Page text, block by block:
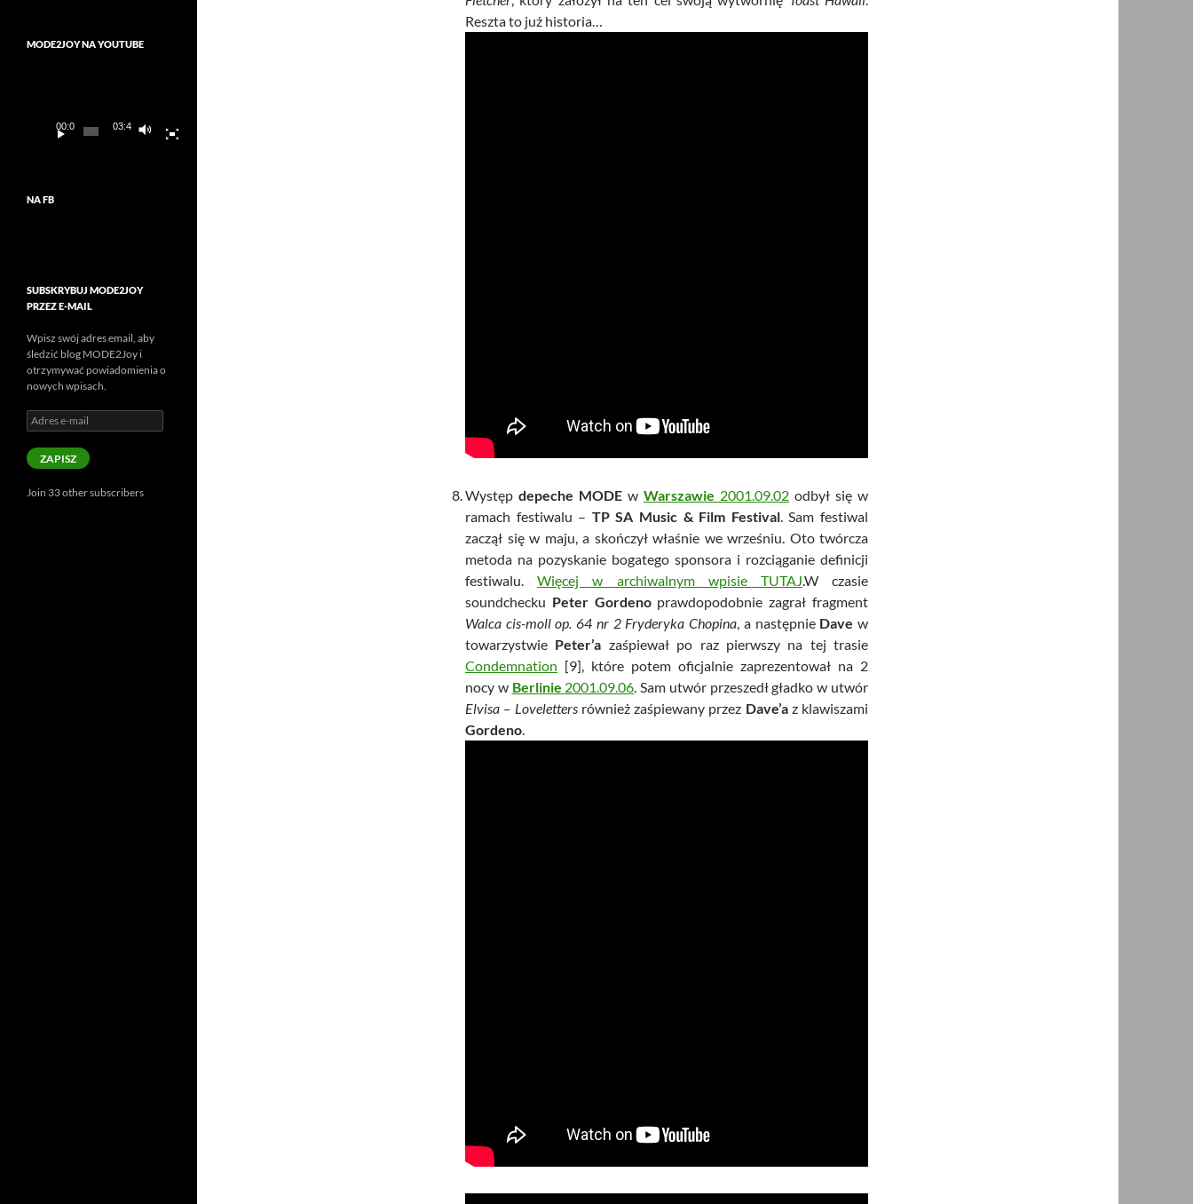
Reszta to już historia…
Występ depeche MODE w Warszawie 2001.09.02 odbył się w
ramach festiwalu – TP SA Music & Film Festival. Sam festiwal
zaczął się w maju, a skończył właśnie we wrześniu. Oto twórcza
metoda na pozyskanie bogatego sponsora i rozciąganie definicji
festiwalu.Więcej w archiwalnym wpisie TUTAJ.W czasie
soundchecku Peter Gordenoprawdopodobnie zagrał fragment
Walca cis-moll op. 64 nr 2 Fryderyka Chopina, a następnie Davew
towarzystwie Peter’a zaśpiewał po raz pierwszy na tej trasie
Condemnation [9], które potem oficjalnie zaprezentował na 2
nocy w Berlinie 2001.09.06. Sam utwór przeszedł gładko w utwór
Elvisa – Lovelettersrównież zaśpiewany przez Dave’a z klawiszami
Gordeno.
MODE2JOY NA YOUTUBE
00:00 03:45
NA FB
SUBSKRYBUJ MODE2JOY
PRZEZ E-MAIL
Wpisz swój adres email, aby
śledzić blog MODE2Joy i
otrzymywać powiadomienia o
nowych wpisach.
Adres
e-
mail
ZAPISZ
Join 33 other subscribers